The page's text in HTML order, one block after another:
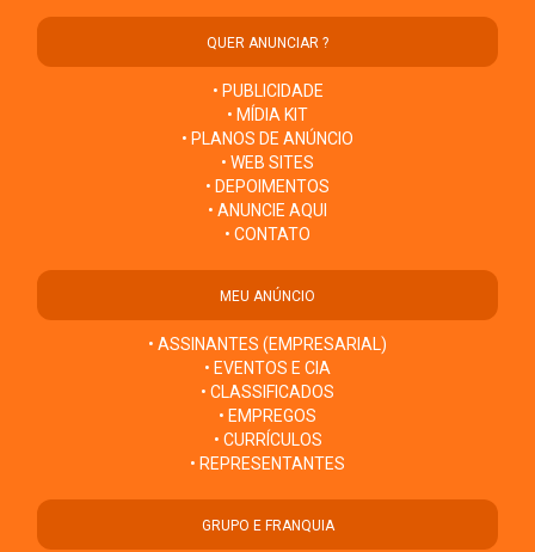
QUER ANUNCIAR ?
• PUBLICIDADE
• MÍDIA KIT
• PLANOS DE ANÚNCIO
• WEB SITES
• DEPOIMENTOS
• ANUNCIE AQUI
• CONTATO
MEU ANÚNCIO
• ASSINANTES (EMPRESARIAL)
• EVENTOS E CIA
• CLASSIFICADOS
• EMPREGOS
• CURRÍCULOS
• REPRESENTANTES
GRUPO E FRANQUIA